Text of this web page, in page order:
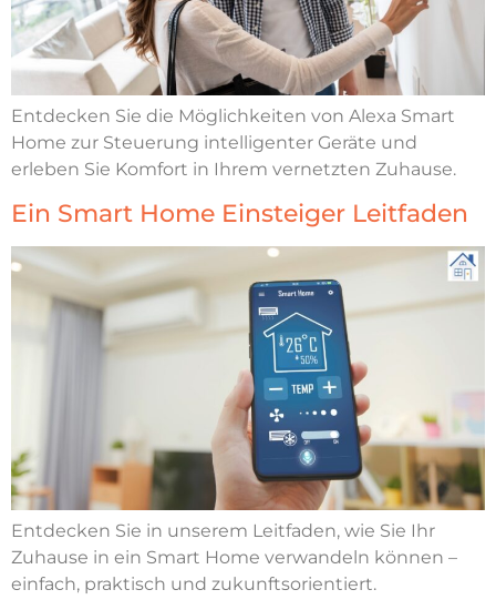
Entdecken Sie die Möglichkeiten von Alexa Smart
Home zur Steuerung intelligenter Geräte und
erleben Sie Komfort in Ihrem vernetzten Zuhause.
Ein Smart Home Einsteiger Leitfaden
Entdecken Sie in unserem Leitfaden, wie Sie Ihr
Zuhause in ein Smart Home verwandeln können –
einfach, praktisch und zukunftsorientiert.